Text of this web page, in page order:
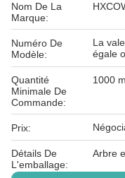
Nom De La
Marque:
Numéro De
Modèle:
La
égale
Quantité
Minimale De
Commande:
1000
Prix:
Détails De
L'emballage:
Arbre